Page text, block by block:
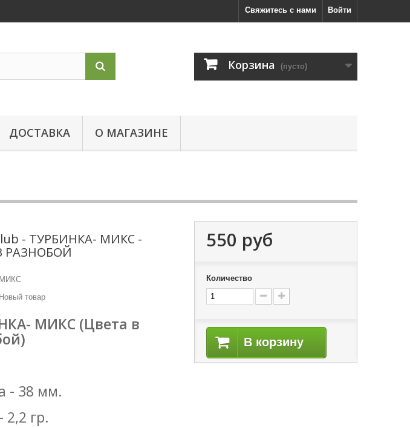
Войти
Свяжитесь с нами
Корзина (пусто)
ДОСТАВКА О МАГАЗИНЕ
- ТУРБИНКА- МИКС -
РАЗНОБОЙ
Новый товар
МИКС (Цвета в
- 38 мм.
2,2 гр.
550 руб
Количество
В корзину